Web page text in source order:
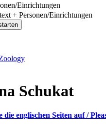
Einrichtungen
+ Personen/Einrichtungen
Schukat
die englischen Seiten auf /